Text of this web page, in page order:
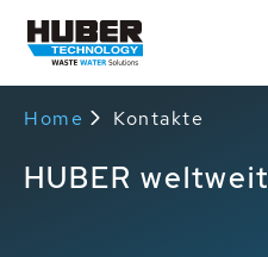
Home Kontakte
HUBER weltweit